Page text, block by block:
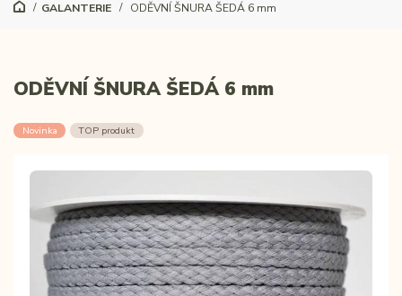
GALANTERIE ODĚVNÍ ŠNURA ŠEDÁ 6 mm
ODĚVNÍ ŠNURA ŠEDÁ 6 mm
Novinka TOP produkt